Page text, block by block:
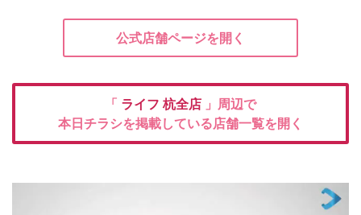
公式店舗ページを開く
「 ライフ 杭全店 」周辺で
本日チラシを掲載している店舗一覧を開く